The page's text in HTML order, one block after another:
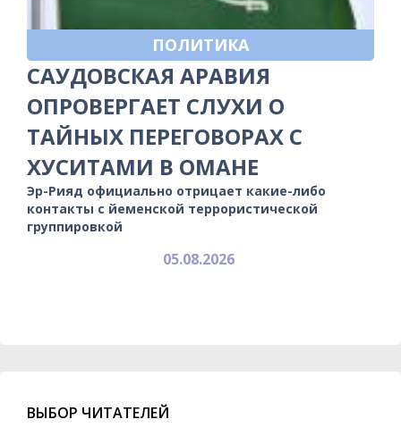
ПОЛИТИКА
САУДОВСКАЯ АРАВИЯ
ОПРОВЕРГАЕТ СЛУХИ О
ТАЙНЫХ ПЕРЕГОВОРАХ С
ХУСИТАМИ В ОМАНЕ
Эр-Рияд официально отрицает какие-либо
контакты с йеменской террористической
группировкой
05.08.2026
ВЫБОР ЧИТАТЕЛЕЙ